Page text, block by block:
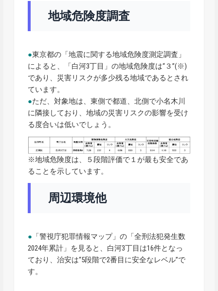
地域危険度調査
●東京都の「地震に関する地域危険度測定調査」
によると、「白河3丁目」の地域危険度は“３”(※)
であり、災害リスクが多少残る地域であるとされ
ています。
●ただ、対象地は、東側で都道、北側で小名木川
に隣接しており、地域の災害リスクの影響を受け
る度合いは低いでしょう。
※地域危険度は、５段階評価で１が最も安全であ
ることを示しています。
周辺環境他
● 「警視庁犯罪情報マップ」の「全刑法犯発生数
2024年累計」を見ると、白河3丁目は16件となっ
ており、治安は“5段階で2番目に安全なレベル”で
す。